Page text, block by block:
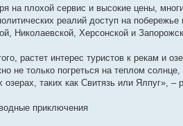
на плохой сервис и высокие цены,
реалий доступ на
Николаевской, Херсонской и
растет интерес туристов к рекам и
не только погреться на теплом
озерах, таких как Свитязь или Ялпуг», –
приключения